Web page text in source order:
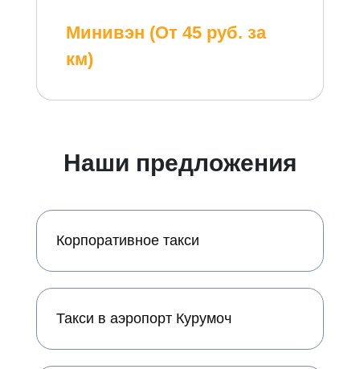
Минивэн (От 45 руб. за
км)
Наши предложения
Корпоративное такси
Такси в аэропорт Курумоч